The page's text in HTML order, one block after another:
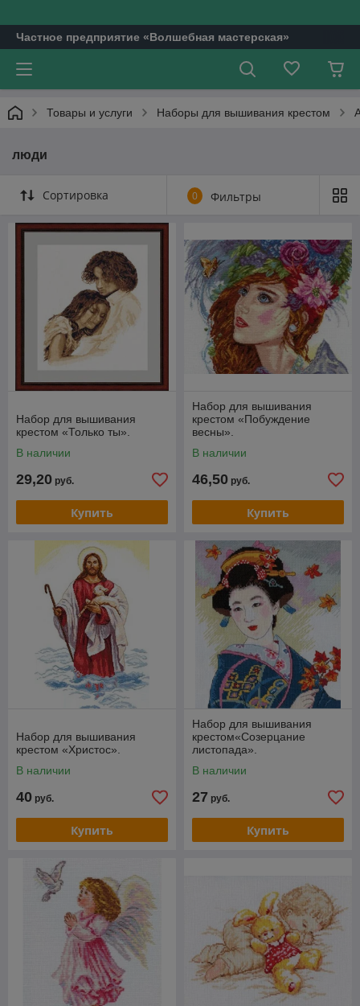
Частное предприятие «Волшебная мастерская»
Товары и услуги Наборы для вышивания крестом
люди
Сортировка 0 Фильтры
Набор для вышивания
крестом «Только ты».
В наличии
29,20 руб.
Купить
Набор для вышивания
крестом «Побуждение
весны».
В наличии
46,50 руб.
Купить
Набор для вышивания
крестом «Христос».
В наличии
40 руб.
Купить
Набор для вышивания
крестом«Созерцание
листопада».
В наличии
27 руб.
Купить